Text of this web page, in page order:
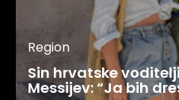
Region
Sin hrvatske
Messijev: “Ja bih